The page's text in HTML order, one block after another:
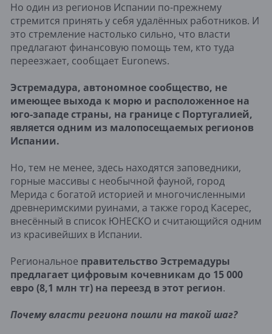
Но один из регионов Испании по-прежнему
стремится принять у себя удалённых работников. И
это стремление настолько сильно, что власти
предлагают финансовую помощь тем, кто туда
переезжает, сообщает Euronews.
Эстремадура, автономное сообщество, не
имеющее выхода к морю и расположенное на
юго-западе страны, на границе с Португалией,
является одним из малопосещаемых регионов
Испании.
Но, тем не менее, здесь находятся заповедники,
горные массивы с необычной фауной, город
Мерида с богатой историей и многочисленными
древнеримскими руинами, а также город Касерес,
внесённый в список ЮНЕСКО и считающийся одним
из красивейших в Испании.
Региональное правительство Эстремадуры
предлагает цифровым кочевникам до 15 000
евро (8,1 млн тг) на переезд в этот регион.
Почему власти региона пошли на такой шаг?